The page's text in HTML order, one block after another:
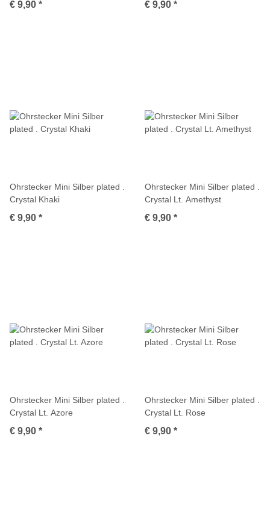
€ 9,90 * € 9,90 *
Ohrstecker Mini Silber plated .
Crystal Khaki
€ 9,90 *
Ohrstecker Mini Silber plated .
Crystal Lt. Amethyst
€ 9,90 *
Ohrstecker Mini Silber plated .
Crystal Lt. Azore
€ 9,90 *
Ohrstecker Mini Silber plated .
Crystal Lt. Rose
€ 9,90 *